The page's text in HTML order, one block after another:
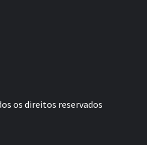
os direitos reservados